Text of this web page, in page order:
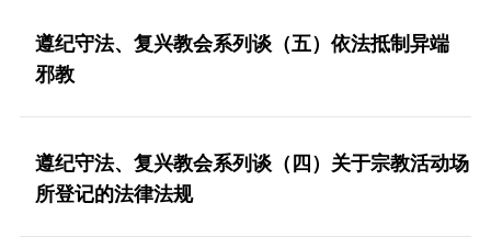
遵纪守法、复兴教会系列谈（五）依法抵制异端
邪教
遵纪守法、复兴教会系列谈（四）关于宗教活动场
所登记的法律法规